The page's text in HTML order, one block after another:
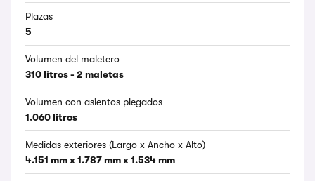
Plazas
5
Volumen del maletero
310 litros - 2 maletas
Volumen con asientos plegados
1.060 litros
Medidas exteriores (Largo x Ancho x Alto)
4.151 mm x 1.787 mm x 1.534 mm